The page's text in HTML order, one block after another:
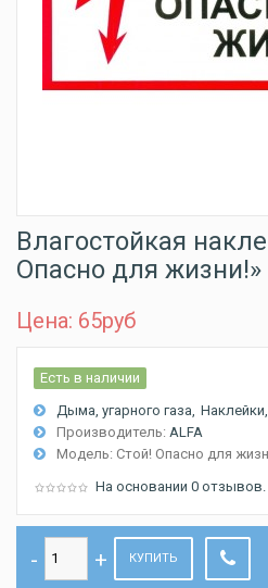
Влагостойкая
Опасно для жизни!»
Цена: 65руб
Есть в наличии
Дыма, угарного газа
Производитель: ALFA
Модель: Стой! Опасно для
На основании 0 отзывов.
КУПИТЬ